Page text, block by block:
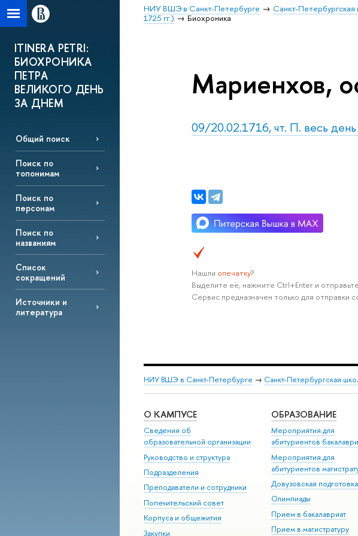
НИУ ВШЭ в Санкт-Петербурге Санкт-Петербургская
1725 гг.)
Биохроника
ITINERA PETRI:
БИОХРОНИКА
ПЕТРА
ВЕЛИКОГО ДЕНЬ
ЗА ДНЕМ
Общий поиск
Поиск по
топонимам
Поиск по
персонам
Поиск по
названиям
Список
сокращений
Источники и
литература
Мариенхов,
09/20.02.1716, чт. П. весь
Нашли опечатку?
Выделите её, нажмите Ctrl+Enter и
Сервис предназначен только для отправки
НИУ ВШЭ в Санкт-Петербурге → Санкт-Петербургская
О КАМПУСЕ
Сведения об
образовательной организации
Руководство и структура
Подразделения
Преподаватели и сотрудники
Попечительский совет
Корпуса и общежития
Закупки
ОБРАЗОВАНИЕ
Мероприятия для
абитуриентов
Мероприятия для
абитуриентов
Довузовская подготовка
Олимпиады
Прием в бакалавриат
Прием в магистратуру